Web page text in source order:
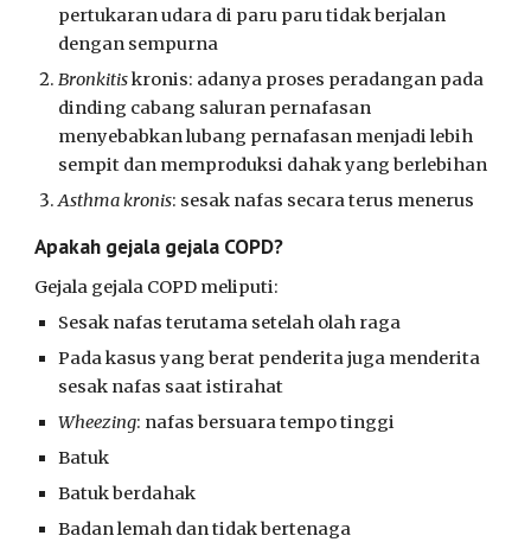
pertukaran udara di paru paru tidak berjalan
dengan sempurna
Bronkitiskronis: adanya proses peradangan pada
dinding cabang saluran pernafasan
menyebabkan lubang pernafasan menjadi lebih
sempit dan memproduksi dahak yang berlebihan
Asthma kronis: sesak nafas secara terus menerus
Apakah gejala gejala COPD?
Gejala gejala COPD meliputi:
Sesak nafas terutama setelah olah raga
Pada kasus yang berat penderita juga menderita
sesak nafas saat istirahat
Wheezing: nafas bersuara tempo tinggi
Batuk
Batuk berdahak
Badan lemah dan tidak bertenaga